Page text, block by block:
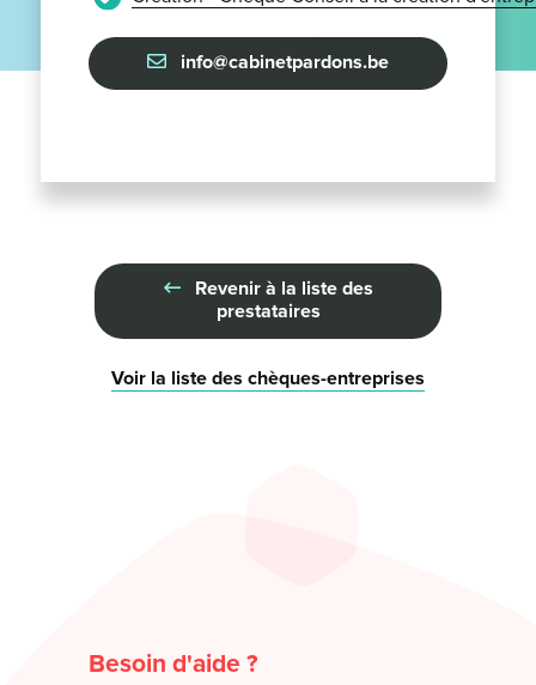
info@cabinetpardons.be
Revenir à la liste des
prestataires
Voir la liste des chèques-entreprises
Besoin d'aide ?